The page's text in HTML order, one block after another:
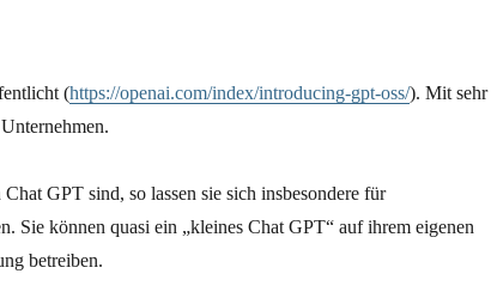
(https://openai.com/index/introducing-gpt-oss/). Mit sehr
GPT sind, so lassen sie sich insbesondere für
Sie können quasi ein „kleines Chat GPT“ auf ihrem eigenen
betreiben.